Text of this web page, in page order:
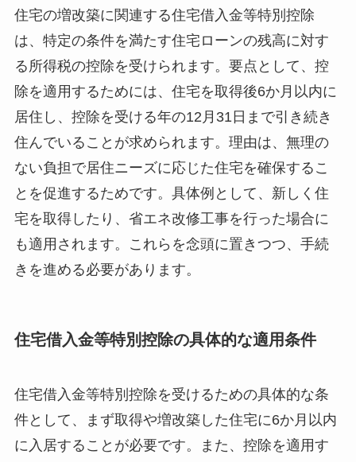
住宅の増改築に関連する住宅借入金等特別控除
は、特定の条件を満たす住宅ローンの残高に対す
る所得税の控除を受けられます。要点として、控
除を適用するためには、住宅を取得後6か月以内に
居住し、控除を受ける年の12月31日まで引き続き
住んでいることが求められます。理由は、無理の
ない負担で居住ニーズに応じた住宅を確保するこ
とを促進するためです。具体例として、新しく住
宅を取得したり、省エネ改修工事を行った場合に
も適用されます。これらを念頭に置きつつ、手続
きを進める必要があります。
住宅借入金等特別控除の具体的な適用条件
住宅借入金等特別控除を受けるための具体的な条
件として、まず取得や増改築した住宅に6か月以内
に入居することが必要です。また、控除を適用す